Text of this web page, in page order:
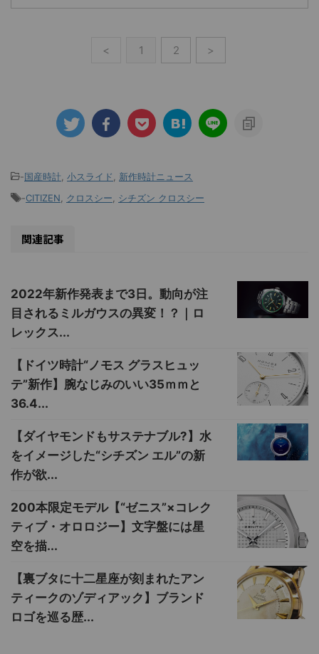
< 1 2 >
-国産時計 小スライド
新作時計ニュース
-CITIZEN クロスシー シチズン クロスシー
関連記事
2022年新作発表まで3日。動向が注
目されるミルガウスの異変！？｜ロ
レックス...
【ドイツ時計“ノモス グラスヒュッ
テ”新作】腕なじみのいい35ｍｍと
36.4...
【ダイヤモンドもサステナブル?】水
をイメージした“シチズン エル”の新
作が欲...
200本限定モデル【“ゼニス”×コレク
ティブ・オロロジー】文字盤には星
空を描...
【裏ブタに十二星座が刻まれたアン
ティークのゾディアック】ブランド
ロゴを巡る歴...